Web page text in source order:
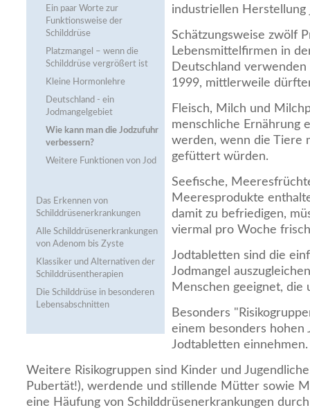
Ein paar Worte zur
Funktionsweise der
Schilddrüse
Platzmangel – wenn die
Schilddrüse vergrößert ist
Kleine Hormonlehre
Deutschland - ein
Jodmangelgebiet
Wie kann man die Jodzufuhr
verbessern?
Weitere Funktionen von Jod
Das Erkennen von
Schilddrüsenerkrankungen
Alle Schilddrüsenerkrankungen
von Adenom bis Zyste
Klassiker und Alternativen der
Schilddrüsentherapien
Die Schilddrüse in besonderen
Lebensabschnitten
industriellen
Schätzungsweise zwölf
Lebensmittelfirmen in
Deutschland
1999, mittlerweile
Fleisch, Milch und
menschliche Ernährung
werden, wenn die Tiere
gefüttert würden.
Seefische,
Meeresprodukte
damit zu befriedigen,
viermal pro Woche
Jodtabletten sind die
Jodmangel
Menschen geeignet, die
Besonders
einem besonders hohen
Jodtabletten einnehmen.
Weitere Risikogruppen sind Kinder und
Pubertät!), werdende und stillende Mütter sowie
eine Häufung von Schilddrüsenerkrankungen